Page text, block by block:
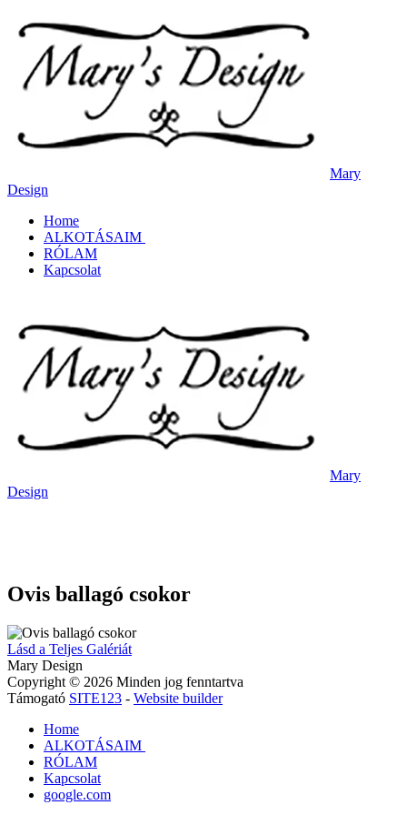
Mary
Design
Home
ALKOTÁSAIM
RÓLAM
Kapcsolat
Mary
Design
Ovis ballagó csokor
Lásd a Teljes Galériát
Mary Design
Copyright © 2026 Minden jog fenntartva
Támogató SITE123 - Website builder
Home
ALKOTÁSAIM
RÓLAM
Kapcsolat
google.com